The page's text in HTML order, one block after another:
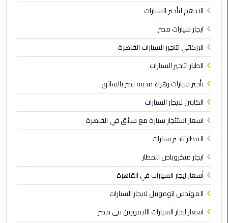
ليموزين
التجمع
الخامس
ليموزين
القاهرة
الجديدة
ليموزين
المقطم
ليموزين
المعادي
ليموزين
العاشر
من
رمضان
الادهم لتأجير السيارات
ايجار سيارات مصر
البركاتي لتاجير السيارات القاهرة
الطيار لتاجير السيارات
تأجير سيارات زهراء مدينة نصر بالسائق
الكابتن لايجار السيارات
اسعار استئجار سيارة مع سائق في القاهرة
المطار تاجير سيارات
ايجار ميكروباص للمطار
أسعار ايجار السيارات في القاهرة
المهندس اتوموبيل لايجار السيارات
اسعار ايجار السيارات الليموزين فى مصر